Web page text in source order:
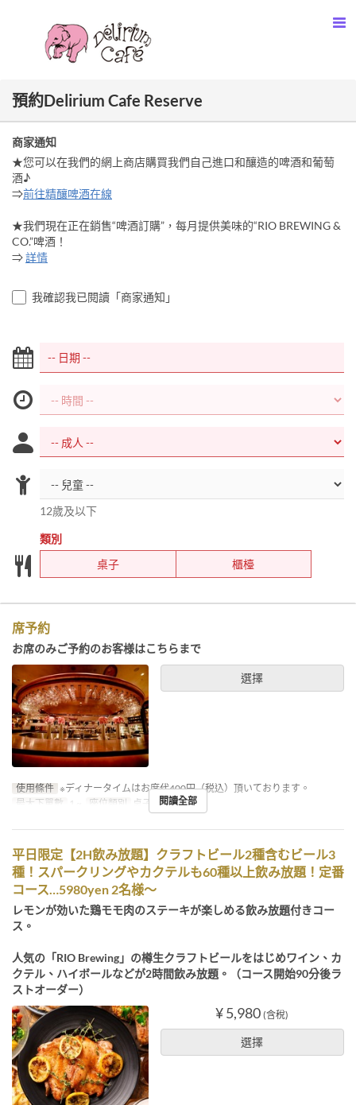
預約Delirium Cafe Reserve
商家通知
★您可以在我們的網上商店購買我們自己進口和釀造的啤酒和葡萄
酒♪
⇒前往精釀啤酒在線
★我們現在正在銷售“啤酒訂購”，每月提供美味的“RIO BREWING &
CO.”啤酒！
⇒詳情
我確認我已閱讀「商家通知」
12歲及以下
類別
桌子
櫃檯
席予約
お席のみご予約のお客様はこちらまで
選擇
使用條件 ※ディナータイムはお席代400円（税込）頂いております。
最大下單數
1 ~ 座位類別 桌子, 櫃檯閱讀全部
平日限定【2H飲み放題】クラフトビール2種含むビール3
種！スパークリングやカクテルも60種以上飲み放題！定番
コース…5980yen 2名様～
レモンが効いた鶏モモ肉のステーキが楽しめる飲み放題付きコー
ス。
人気の「RIO Brewing」の樽生クラフトビールをはじめワイン、カ
クテル、ハイボールなどが2時間飲み放題。（コース開始90分後ラ
ストオーダー）
¥ 5,980 (含稅)
選擇